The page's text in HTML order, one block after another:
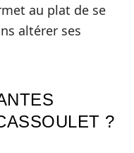
au plat de se
altérer ses
?